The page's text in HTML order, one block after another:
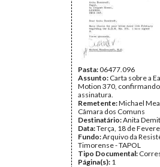
Pasta:06477.096
Assunto: Carta sobre a
Motion 370, confirmando
assinatura.
Remetente:Michael
Câmara dos Comuns
Destinatário:Anita
Data:Terça, 18 de
Fundo:Arquivo da
Timorense - TAPOL
Tipo Documental:
Página(s): 1